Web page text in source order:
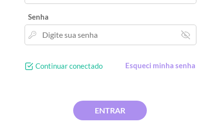
Senha
Continuar conectado Esqueci minha senha
ENTRAR